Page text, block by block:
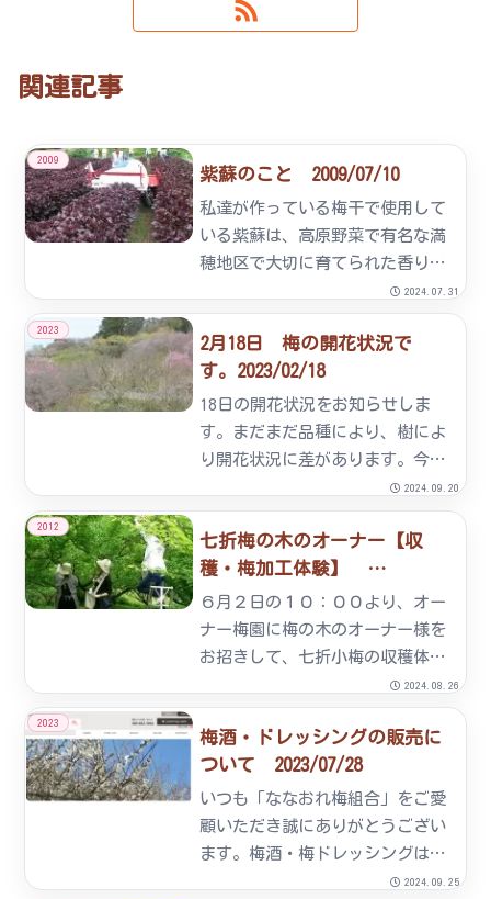
関連記事
2009
紫蘇のこと 2009/07/10
私達が作っている梅干で使用して
いる紫蘇は、高原野菜で有名な満
穂地区で大切に育てられた香り高
い紫蘇です。先日、契約農家の方
と一緒に紫蘇の刈り取りをしまし
た。梅雨明けの土用干しから漬け
込みへと準備を整えています。
2024.07.31
2023
2月18日 梅の開花状況で
す。2023/02/18
18日の開花状況をお知らせしま
す。まだまだ品種により、樹によ
り開花状況に差があります。今回
の25日からの開催期間中は見ごろ
が続くと予想しています。皆様の
御来園をお待ちしています。
2024.09.20
2012
七折梅の木のオーナー【収
穫・梅加工体験】
2012/06/02
６月２日の１０：００より、オー
ナー梅園に梅の木のオーナー様を
お招きして、七折小梅の収穫体験
をして頂きました。１５名のオー
ナー様とそのご家族の方は、組合
員のアドバイスを聞きながら、そ
れぞれのオーナー木に実った七折
小梅の実を一粒一粒丁寧に収穫
さ...
2024.08.26
2023
梅酒・ドレッシングの販売に
ついて 2023/07/28
いつも「ななおれ梅組合」をご愛
顧いただき誠にありがとうござい
ます。梅酒・梅ドレッシングは
「七折梅セレクトShop」での販2024.09.25